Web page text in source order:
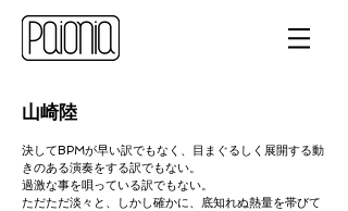
山崎陸
決してBPMが早い訳でもなく、目まぐるしく展開する動
きのある演奏をする訳でもない。
過激な事を唄っている訳でもない。
ただただ淡々と、しかし確かに、底知れぬ熱量を帯びて